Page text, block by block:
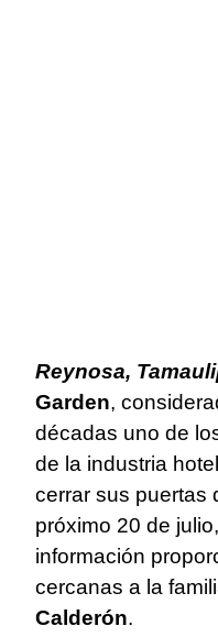
Reynosa,
Garden,
décadas uno de
de la industria
cerrar sus puertas
próximo 20 de
información
cercanas a la
Calderón.